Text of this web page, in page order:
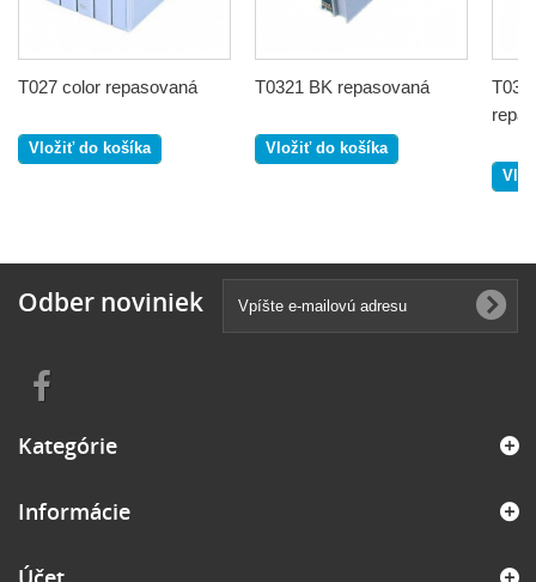
T027 color repasovaná
Vložiť do košíka
T0321 BK repasovaná
Vložiť do košíka
Odber noviniek
Kategórie
Informácie